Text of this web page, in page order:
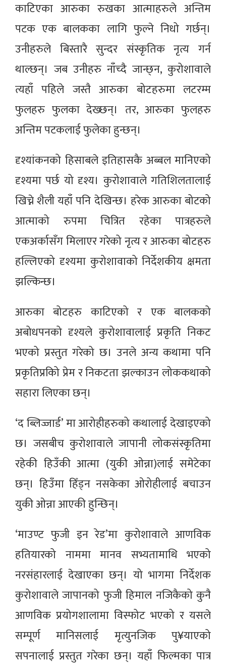
काटिएका आरुका रुखका आत्माहरुले अन्तिम
पटक एक बालकका लागि फुल्ने निधो गर्छन्।
उनीहरुले बिस्तारै सुन्दर संस्कृतिक नृत्य गर्न
थाल्छन्। जब उनीहरु नाँच्दै जान्छ्न, कुरोशावाले
त्यहाँ पहिले जस्तै आरुका बोटहरुमा लटरम्म
फुलहरु फुलका देख्छन्। तर, आरुका फुलहरु
अन्तिम पटकलाई फुलेका हुन्छन्।
दृश्यांकनको हिसाबले इतिहासकै अब्बल मानिएको
दृश्यमा पर्छ यो दृश्य। कुरोशावाले गतिशिलतालाई
खिच्ने शैली यहाँ पनि देखिन्छ। हरेक आरुका बोटको
आत्माको रुपमा चित्रित रहेका पात्रहरुले
एकअर्कासँग मिलाएर गरेको नृत्य र आरुका बोटहरु
हल्लिएको दृश्यमा कुरोशावाको निर्देशकीय क्षमता
झल्किन्छ।
आरुका बोटहरु काटिएको र एक बालकको
अबोधपनको दृश्यले कुरोशावालाई प्रकृति निकट
भएको प्रस्तुत गरेको छ। उनले अन्य कथामा पनि
प्रकृतिप्रकिो प्रेम र निकटता झल्काउन लोककथाको
सहारा लिएका छन्।
‘द ब्लिज्जार्ड’ मा आरोहीहरुको कथालाई देखाइएको
छ। जसबीच कुरोशावाले जापानी लोकसंस्कृतिमा
रहेकी हिउँकी आत्मा (युकी ओन्ना)लाई समेटेका
छन्। हिउँमा हिँड्न नसकेका ओरोहीलाई बचाउन
युकी ओन्ना आएकी हुन्छिन्।
‘माउण्ट फुजी इन रेड’मा कुरोशावाले आणविक
हतियारको नाममा मानव सभ्यतामाथि भएको
नरसंहारलाई देखाएका छन्। यो भागमा निर्देशक
कुरोशावाले जापानको फुजी हिमाल नजिकैको कुनै
आणविक प्रयोगशालामा विस्फोट भएको र यसले
सम्पूर्ण मानिसलाई मृत्युनजिक पु¥याएको
सपनालाई प्रस्तुत गरेका छन्। यहाँ फिल्मका पात्र